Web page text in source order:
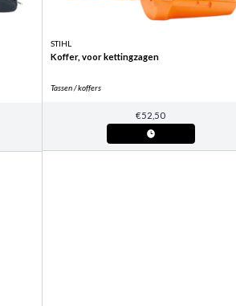
STIHL
Koffer, voor kettingzagen
Tassen / koffers
€52,50